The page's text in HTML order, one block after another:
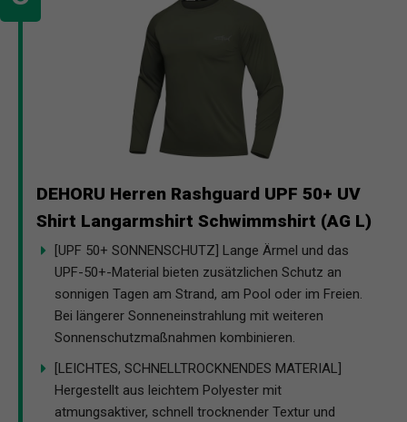
DEHORU Herren Rashguard UPF 50+ UV
Shirt Langarmshirt Schwimmshirt (AG L)
[UPF 50+ SONNENSCHUTZ] Lange Ärmel und das
UPF-50+-Material bieten zusätzlichen Schutz an
sonnigen Tagen am Strand, am Pool oder im Freien.
Bei längerer Sonneneinstrahlung mit weiteren
Sonnenschutzmaßnahmen kombinieren.
[LEICHTES, SCHNELLTROCKNENDES MATERIAL]
Hergestellt aus leichtem Polyester mit
atmungsaktiver, schnell trocknender Textur und